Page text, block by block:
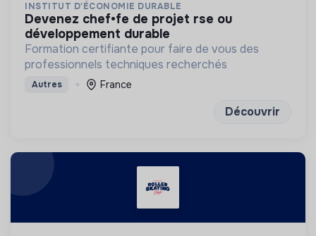
INSTITUT D'ÉCONOMIE DURABLE
devenez chef•fe de projet rse ou
développement durable
Formation certifiante pour faire de vous des
professionnels techniques recherchés
Autres France
Découvrir